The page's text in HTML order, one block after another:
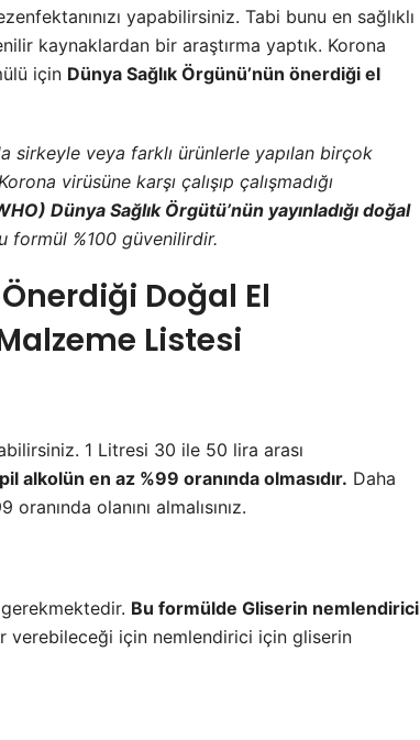
yapabilirsiniz. Tabi bunu en sağlıklı
kaynaklardan bir araştırma yaptık. Korona
için Dünya Sağlık Örgünü’nün önerdiği el
sirkeyle veya farklı ürünlerle yapılan birçok
virüsüne karşı çalışıp çalışmadığı
Dünya Sağlık Örgütü’nün yayınladığı doğal
formül %100 güvenilirdir.
Doğal El
Listesi
1 Litresi 30 ile 50 lira arası
alkolün en az %99 oranında olmasıdır. Daha
olanını almalısınız.
Bu formülde Gliserin nemlendirici
verebileceği için nemlendirici için gliserin